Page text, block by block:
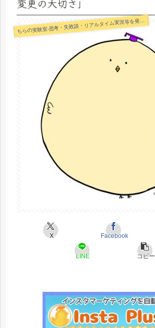
変更の大切さ」
ちらの実験室-思考・失敗談・リアルタイム実況等を発信します-
X Facebook
LINE コピー